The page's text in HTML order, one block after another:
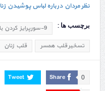
نظر مردان درباره لباس پوشیدن
برچسب ها : 9-سورپرایز کردن با هدایا
تسخیر قلب همسر
قلب زنان
Share 0
Tweet